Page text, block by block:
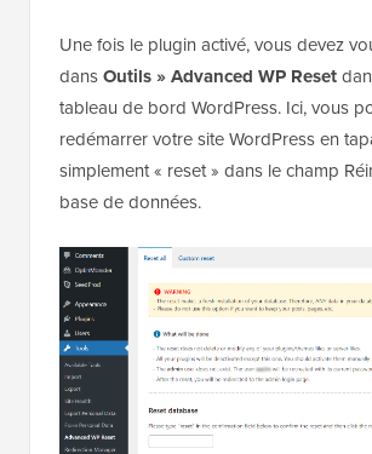
Une fois le plugin activé, vous devez
dansOutils » Advanced WP Reset
tableau de bord WordPress. Ici, vous
redémarrer votre site WordPress en
simplement « reset » dans le champ
base de données.